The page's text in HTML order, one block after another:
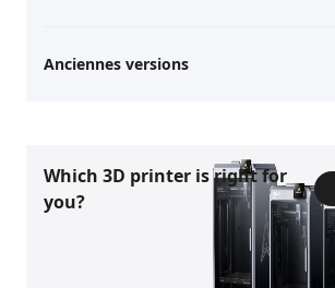
Anciennes versions
Which 3D printer is right for
you?